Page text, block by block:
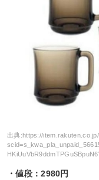
出典:https://
・値段：2980円